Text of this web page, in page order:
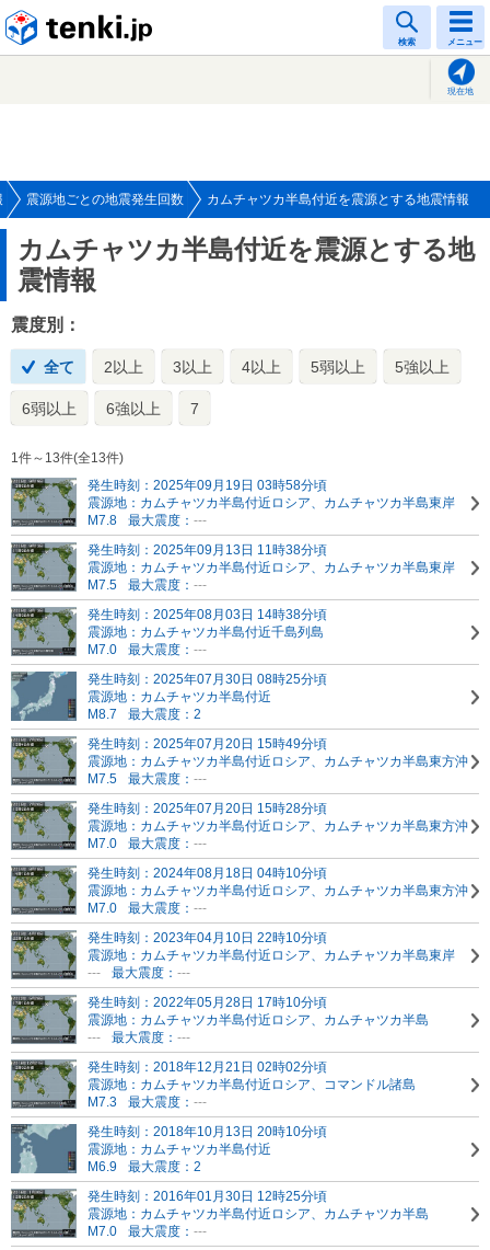
検索 メニュー
現在地
震源地ごとの地震発生回数 カムチャツカ半島付近を震源とする地震情報
カムチャツカ半島付近を震源とする地
震情報
震度別：
全て 2以上 3以上 4以上 5弱以上 5強以上
6弱以上 6強以上 7
1件～13件(全13件)
発生時刻：2025年09月19日 03時58分頃
震源地：カムチャツカ半島付近 ロシア、カムチャツカ半島東岸
M7.8
最大震度： ---
発生時刻：2025年09月13日 11時38分頃
震源地：カムチャツカ半島付近 ロシア、カムチャツカ半島東岸
M7.5
最大震度： ---
発生時刻：2025年08月03日 14時38分頃
震源地：カムチャツカ半島付近千島列島
M7.0
最大震度： ---
発生時刻：2025年07月30日 08時25分頃
震源地：カムチャツカ半島付近
M8.7
最大震度：2
発生時刻：2025年07月20日 15時49分頃
震源地：カムチャツカ半島付近 ロシア、カムチャツカ半島東方沖
M7.5
最大震度： ---
発生時刻：2025年07月20日 15時28分頃
震源地：カムチャツカ半島付近 ロシア、カムチャツカ半島東方沖
M7.0
最大震度： ---
発生時刻：2024年08月18日 04時10分頃
震源地：カムチャツカ半島付近 ロシア、カムチャツカ半島東方沖
M7.0
最大震度： ---
発生時刻：2023年04月10日 22時10分頃
震源地：カムチャツカ半島付近 ロシア、カムチャツカ半島東岸
---
最大震度： ---
発生時刻：2022年05月28日 17時10分頃
震源地：カムチャツカ半島付近 ロシア、カムチャツカ半島
---
最大震度： ---
発生時刻：2018年12月21日 02時02分頃
震源地：カムチャツカ半島付近 ロシア、コマンドル諸島
M7.3
最大震度： ---
発生時刻：2018年10月13日 20時10分頃
震源地：カムチャツカ半島付近
M6.9
最大震度：2
発生時刻：2016年01月30日 12時25分頃
震源地：カムチャツカ半島付近 ロシア、カムチャツカ半島
M7.0
最大震度： ---